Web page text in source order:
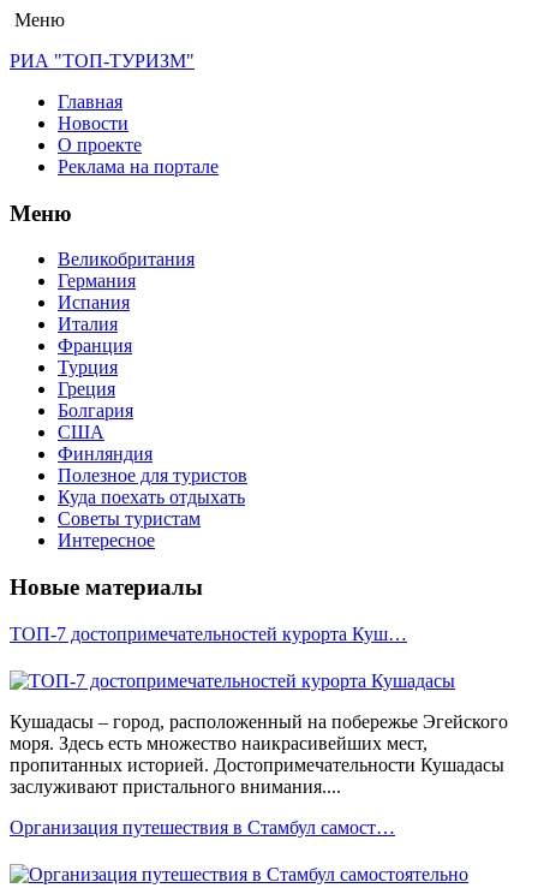
Меню
РИА "ТОП-ТУРИЗМ"
Главная
Новости
О проекте
Реклама на портале
Меню
Великобритания
Германия
Испания
Италия
Франция
Турция
Греция
Болгария
США
Финляндия
Полезное для туристов
Куда поехать отдыхать
Советы туристам
Интересное
Новые материалы
ТОП-7 достопримечательностей курорта Куш…
Кушадасы – город, расположенный на побережье Эгейского
моря. Здесь есть множество наикрасивейших мест,
пропитанных историей. Достопримечательности Кушадасы
заслуживают пристального внимания....
Организация путешествия в Стамбул самост…